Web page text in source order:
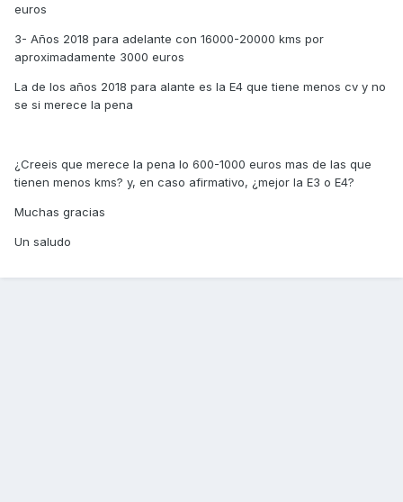
euros
3- Años 2018 para adelante con 16000-20000 kms por
aproximadamente 3000 euros
La de los años 2018 para alante es la E4 que tiene menos cv y no
se si merece la pena
¿Creeis que merece la pena lo 600-1000 euros mas de las que
tienen menos kms? y, en caso afirmativo, ¿mejor la E3 o E4?
Muchas gracias
Un saludo